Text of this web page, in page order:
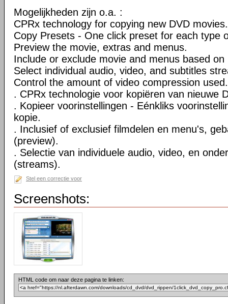
Mogelijkheden zijn o.a. :
CPRx technology for copying new DVD movies.
Copy Presets - One click preset for each type
Preview the movie, extras and menus.
Include or exclude movie and menus based on
Select individual audio, video, and subtitles
Control the amount of video compression used.
. CPRx technologie voor kopiëren van nieuwe
. Kopieer voorinstellingen - Eénkliks
kopie.
. Inclusief of exclusief filmdelen en menu's,
(preview).
. Selectie van individuele audio, video, en
(streams).
Stel een correctie voor
Screenshots:
HTML code om naar deze pagina te linken: